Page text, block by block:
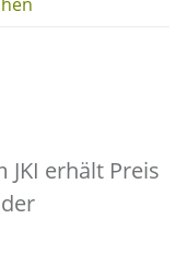
JKI erhält Preis